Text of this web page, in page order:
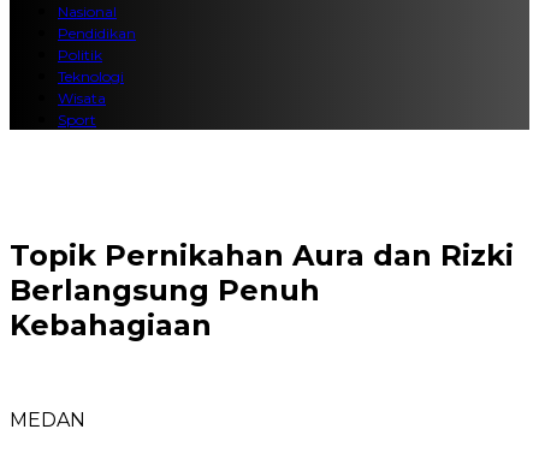
Nasional
Pendidikan
Politik
Teknologi
Wisata
Sport
Topik Pernikahan Aura dan Rizki
Berlangsung Penuh
Kebahagiaan
MEDAN